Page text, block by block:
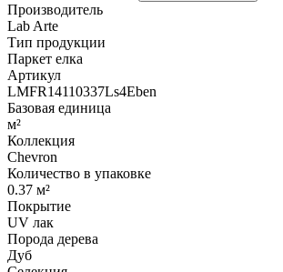
Производитель
Lab Arte
Тип продукции
Паркет елка
Артикул
LMFR14110337Ls4Eben
Базовая единица
м²
Коллекция
Chevron
Количество в упаковке
0.37 м²
Покрытие
UV лак
Порода дерева
Дуб